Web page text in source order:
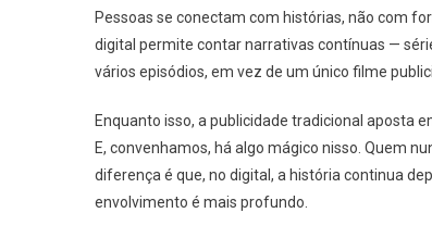
Pessoas se conectam com histórias, não com
digital permite contar narrativas contínuas —
vários episódios, em vez de um único filme
Enquanto isso, a publicidade tradicional aposta
E, convenhamos, há algo mágico nisso. Quem
diferença é que, no digital, a história continua
envolvimento é mais profundo.